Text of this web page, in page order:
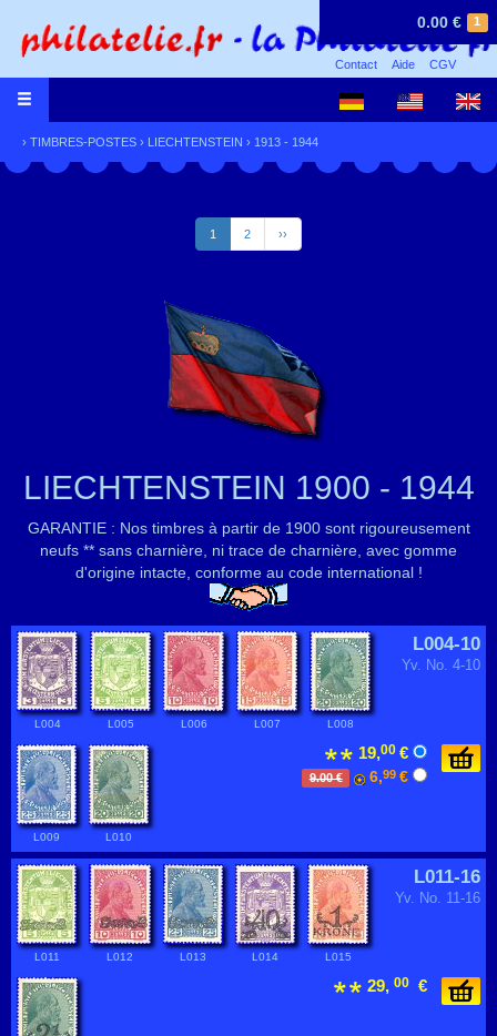
1
0.00 €
Contact Aide CGV
› TIMBRES-POSTES › LIECHTENSTEIN › 1913 - 1944
1 2 ››
LIECHTENSTEIN 1900 - 1944
GARANTIE : Nos timbres à partir de 1900 sont rigoureusement
neufs ** sans charnière, ni trace de charnière, avec gomme
d'origine intacte, conforme au code international !
L004-10
Yv. No. 4-10
L004 L005 L006 L007 L008
L009 L010
19,00 €
9.00 € 6,99 €
L011-16
Yv. No. 11-16
L011 L012 L013 L014 L015
29, 00 €